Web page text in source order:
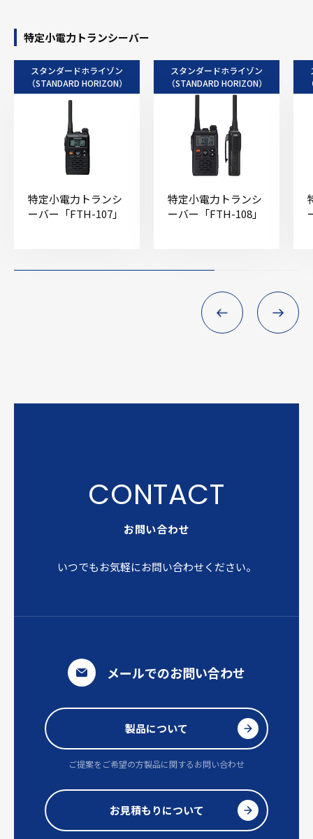
特定小電力トランシーバー
スタンダードホライゾン
（STANDARD HORIZON）
特定小電力トランシ
ーバー「FTH-107」
スタンダードホライゾン
（STANDARD HORIZON）
特定小電力トランシ
ーバー「FTH-108」
お問い合わせ
いつでもお気軽にお問い合わせください。
メールでのお問い合わせ
製品について
ご提案をご希望の方製品に関するお問い合わせ
お見積もりについて